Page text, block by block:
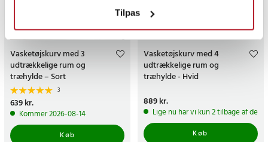
Tilpas
Vasketøjskurv med 3
udtrækkelige rum og
træhylde – Sort
3
Pris:639 kr.
639 kr.
Kommer 2026-08-14
Køb
Vasketøjskurv med 4
udtrækkelige rum og
træhylde - Hvid
Pris:889 kr.
889 kr.
Lige nu har vi kun 2 tilbage af
Køb